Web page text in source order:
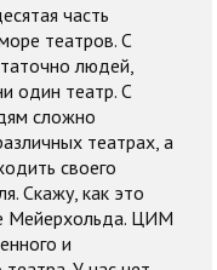
часть
театров. С
людей,
один театр. С
сложно
театрах, а
своего
Скажу, как это
Мейерхольда. ЦИМ
и